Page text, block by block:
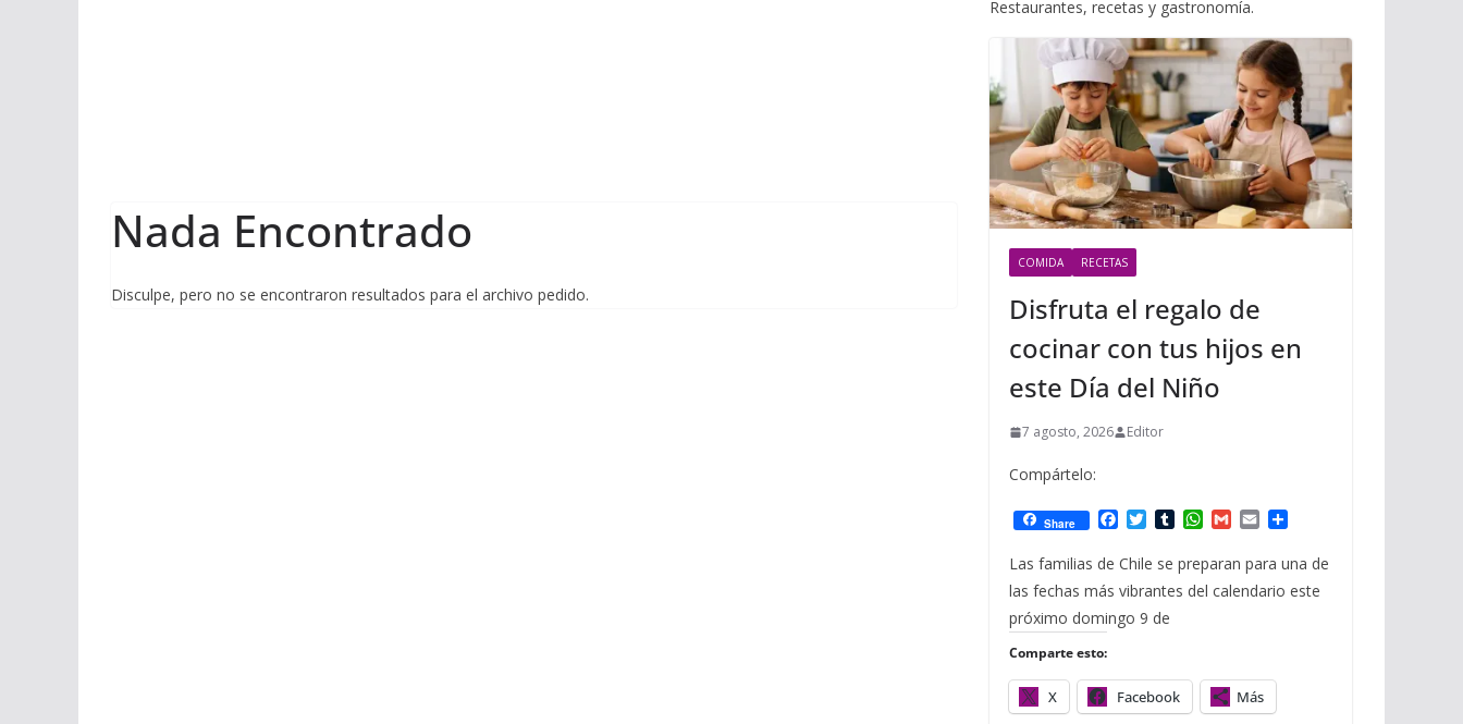
Nada Encontrado
Disculpe, pero no se encontraron resultados para el archivo pedido.
Restaurantes, recetas y gastronomía.
COMIDA RECETAS
Disfruta el regalo de
cocinar con tus hijos en
este Día del Niño
7 agosto, 2026 Editor
Compártelo:
Share
c
b
o
T
i
t
e
T
m
b
l
W
a
s
G
a
l
E
a
l
m
a
Las familias de Chile se preparan para una de
las fechas más vibrantes del calendario este
próximo domingo 9 de
Comparte esto:
X Facebook Más